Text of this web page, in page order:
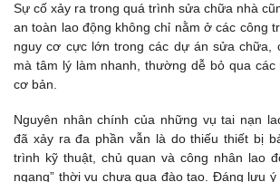
Sự cố xảy ra trong quá trình sửa chữa nhà
an toàn lao động không chỉ nằm ở các công
nguy cơ cực lớn trong các dự án sửa chữa,
mà tâm lý làm nhanh, thường dễ bỏ qua các
cơ bản.
Nguyên nhân chính của những vụ tai nạn
đã xảy ra đa phần vẫn là do thiếu thiết bị
trình kỹ thuật, chủ quan và công nhân lao
ngang” thời vụ chưa qua đào tạo. Đáng lưu